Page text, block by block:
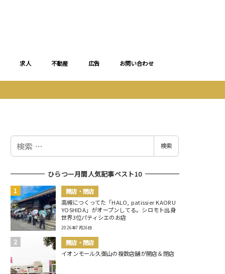
求人 不動産 広告 お問い合わせ
検
検索
ひらつー月間人気記事ベスト10
開店・閉店
高槻につくってた「HALO, patissier KAORU
YOSHIDA」がオープンしてる。シロモト出身
世界3位パティシエのお店
2026年7月26日
開店・閉店
イオンモール久御山の複数店舗が開店＆閉店